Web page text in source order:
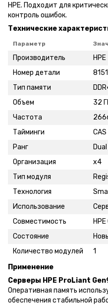
HPE. Подходит для
контроль ошибок.
Технические
Параметр
Производитель
HPE
Номер детали
Тип памяти
Объем
32
Частота
Тайминги
Ранг
Организация
x4
Тип модуля
Технология
Использование
Совместимость
Состояние
Количество модулей
1
Применение
Серверы HPE ProLiant
Оперативная память
обеспечения стабильной